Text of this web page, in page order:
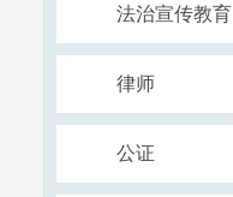
法治宣传教育
律师
公证